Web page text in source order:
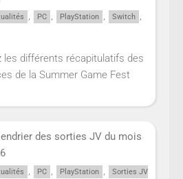
, PC , PlayStation , Switch ,
les différents récapitulatifs des
de la Summer Game Fest
des sorties JV du mois
, PC , PlayStation , Sorties JV